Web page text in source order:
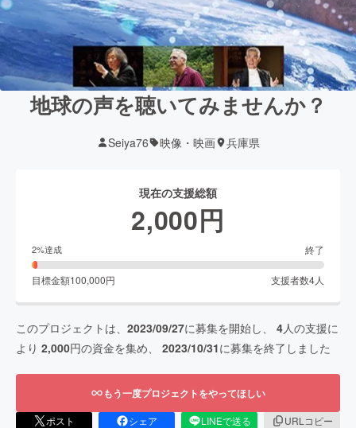
地球の声を聴いてみませんか？
Seiya76 映像・映画 兵庫県
現在の支援総額
2,000円
2%達成 終了
目標金額100,000円 支援者数4人
このプロジェクトは、 2023/09/27に募集を開始し、 4人の支援に
より 2,000円の資金を集め、 2023/10/31に募集を終了しました
もう一度プロジェクトをやってほしい
ポスト シェア LINEで送る
URLコピー